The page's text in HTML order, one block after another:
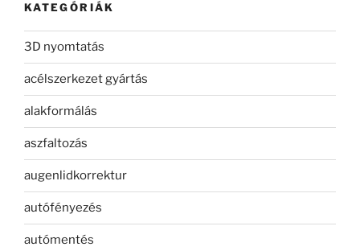
KATEGÓRIÁK
3D nyomtatás
acélszerkezet gyártás
alakformálás
aszfaltozás
augenlidkorrektur
autófényezés
autómentés